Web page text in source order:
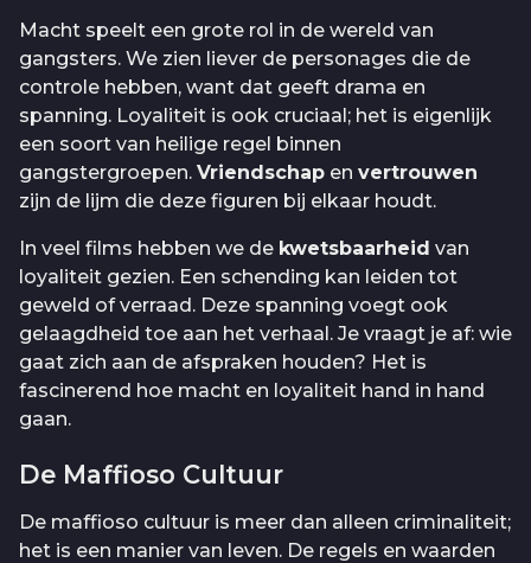
Macht speelt een grote rol in de wereld van
gangsters. We zien liever de personages die de
controle hebben, want dat geeft drama en
spanning. Loyaliteit is ook cruciaal; het is eigenlijk
een soort van heilige regel binnen
gangstergroepen. Vriendschap en vertrouwen
zijn de lijm die deze figuren bij elkaar houdt.
In veel films hebben we de kwetsbaarheid van
loyaliteit gezien. Een schending kan leiden tot
geweld of verraad. Deze spanning voegt ook
gelaagdheid toe aan het verhaal. Je vraagt je af: wie
gaat zich aan de afspraken houden? Het is
fascinerend hoe macht en loyaliteit hand in hand
gaan.
De Maffioso Cultuur
De maffioso cultuur is meer dan alleen criminaliteit;
het is een manier van leven. De regels en waarden